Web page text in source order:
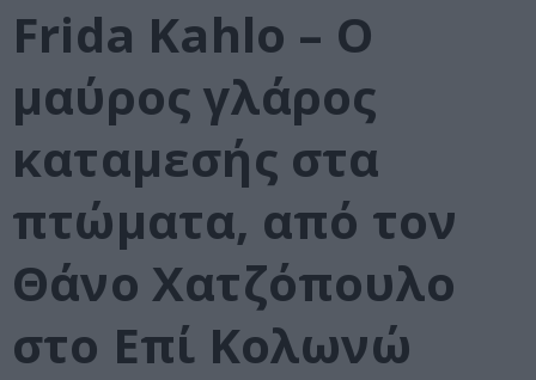
Frida Kahlo – Ο
μαύρος γλάρος
καταμεσής στα
πτώματα, από τον
Θάνο Χατζόπουλο
στο Επί Κολωνώ